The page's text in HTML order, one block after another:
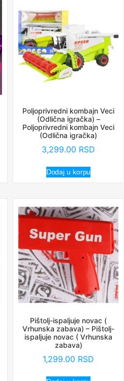
Poljoprivredni kombajn Veci
(Odlična igračka) –
Poljoprivredni kombajn Veci
(Odlična igračka)
3,299.00 RSD
Dodaj u korpu
Pištolj-ispaljuje novac (
Vrhunska zabava) – Pištolj-
ispaljuje novac ( Vrhunska
zabava)
1,299.00 RSD